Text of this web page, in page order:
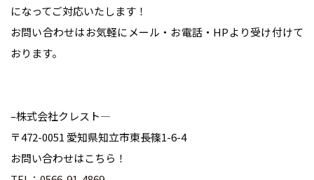
になってご対応いたします！
お問い合わせはお気軽にメール・お電話・HPより受け付けて
おります。
–株式会社クレスト—
〒472-0051 愛知県知立市東長篠1-6-4
お問い合わせはこちら！